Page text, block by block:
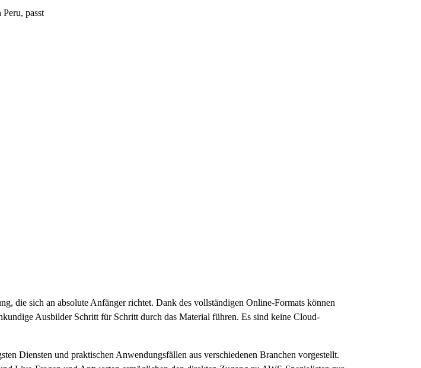
passt
die sich an absolute Anfänger richtet. Dank des vollständigen Online-Formats können
Ausbilder Schritt für Schritt durch das Material führen. Es sind keine Cloud-
Diensten und praktischen Anwendungsfällen aus verschiedenen Branchen vorgestellt.